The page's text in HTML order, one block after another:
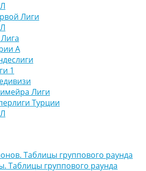
Лиги
А
1
Лиги
Турции
Таблицы группового раунда
Таблицы группового раунда